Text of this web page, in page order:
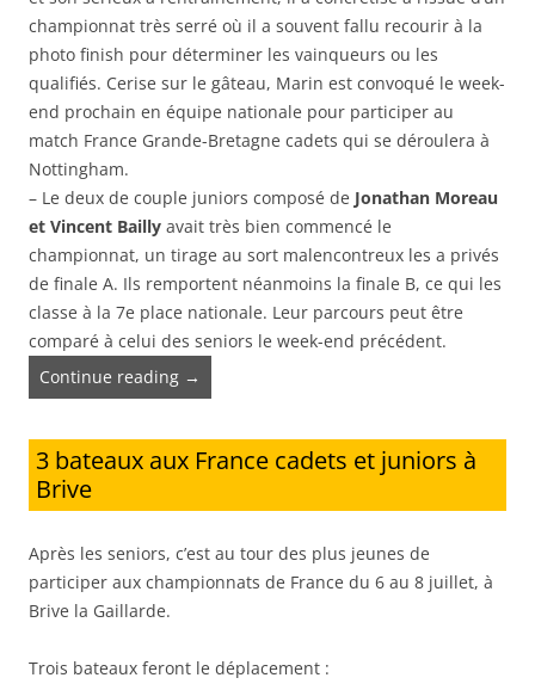
championnat très serré où il a souvent fallu recourir à la
photo finish pour déterminer les vainqueurs ou les
qualifiés. Cerise sur le gâteau, Marin est convoqué le week-
end prochain en équipe nationale pour participer au
match France Grande-Bretagne cadets qui se déroulera à
Nottingham.
– Le deux de couple juniors composé de Jonathan Moreau
et Vincent Bailly avait très bien commencé le
championnat, un tirage au sort malencontreux les a privés
de finale A. Ils remportent néanmoins la finale B, ce qui les
classe à la 7e place nationale. Leur parcours peut être
comparé à celui des seniors le week-end précédent.
Continue reading →
3 bateaux aux France cadets et juniors à
Brive
Après les seniors, c’est au tour des plus jeunes de
participer aux championnats de France du 6 au 8 juillet, à
Brive la Gaillarde.
Trois bateaux feront le déplacement :